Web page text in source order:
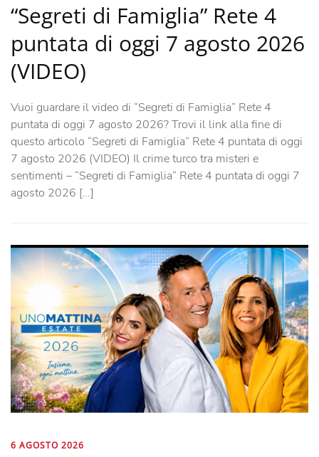
“Segreti di Famiglia” Rete 4
puntata di oggi 7 agosto 2026
(VIDEO)
Vuoi guardare il video di “Segreti di Famiglia” Rete 4
puntata di oggi 7 agosto 2026? Trovi il link alla fine di
questo articolo “Segreti di Famiglia” Rete 4 puntata di oggi
7 agosto 2026 (VIDEO) Il crime turco tra misteri e
sentimenti – “Segreti di Famiglia” Rete 4 puntata di oggi 7
agosto 2026 […]
6 AGOSTO 2026